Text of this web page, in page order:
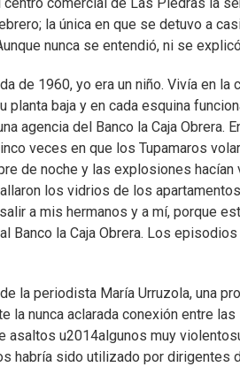
la única en que se detuvo a
nunca se entendió, ni se
de 1960, yo era un niño. Vivía en
planta baja y en cada esquina
agencia del Banco la Caja
veces en que los Tupamaros
de noche y las explosiones
los vidrios de los
a mis hermanos y a mí, porque
Banco la Caja Obrera. Los
la periodista María Urruzola, una
la nunca aclarada conexión entre
asaltos u2014algunos muy
habría sido utilizado por dirigentes